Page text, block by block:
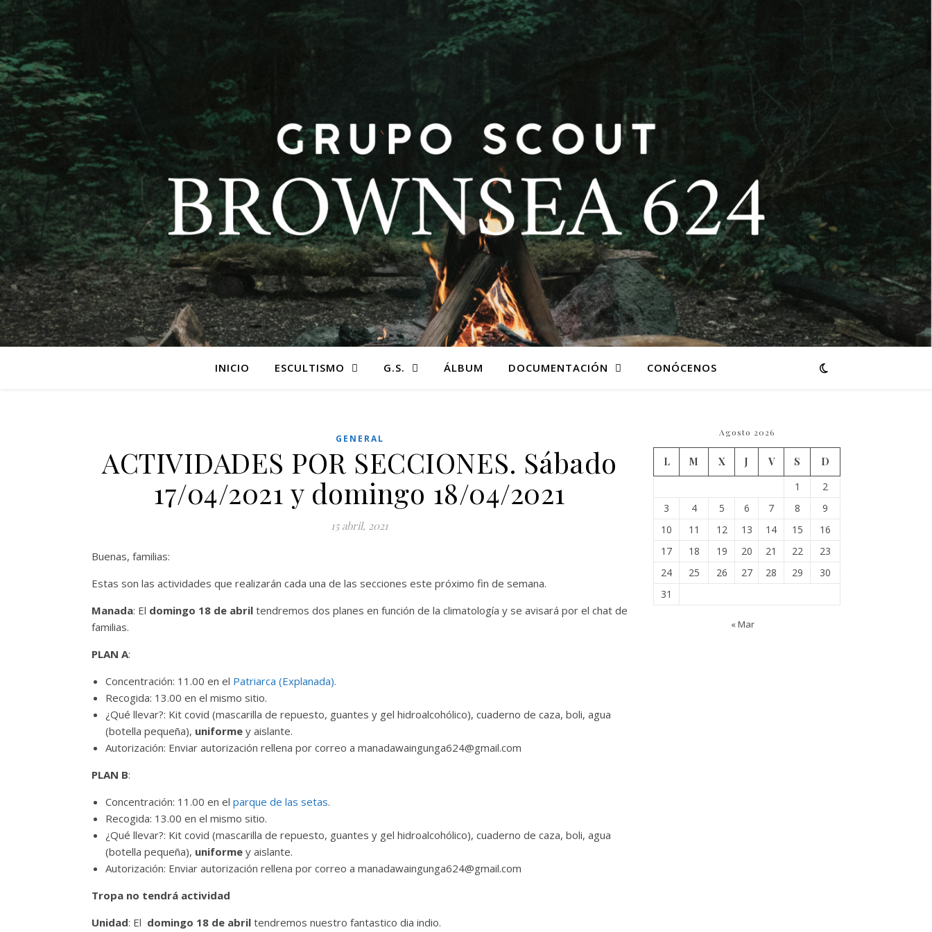
INICIO ESCULTISMO G.S. ÁLBUM DOCUMENTACIÓN CONÓCENOS
GENERAL
ACTIVIDADES POR SECCIONES. Sábado
17/04/2021 y domingo 18/04/2021
15 abril, 2021
Buenas, familias:
Estas son las actividades que realizarán cada una de las secciones este próximo fin de semana.
Manada: El domingo 18 de abril tendremos dos planes en función de la climatología y se avisará por el chat de
familias.
PLAN A:
Concentración: 11.00 en el Patriarca (Explanada).
Recogida: 13.00 en el mismo sitio.
¿Qué llevar?: Kit covid (mascarilla de repuesto, guantes y gel hidroalcohólico), cuaderno de caza, boli, agua
(botella pequeña), uniforme y aislante.
Autorización: Enviar autorización rellena por correo a manadawaingunga624@gmail.com
PLAN B:
Concentración: 11.00 en el parque de las setas.
Recogida: 13.00 en el mismo sitio.
¿Qué llevar?: Kit covid (mascarilla de repuesto, guantes y gel hidroalcohólico), cuaderno de caza, boli, agua
(botella pequeña), uniforme y aislante.
Autorización: Enviar autorización rellena por correo a manadawaingunga624@gmail.com
Tropa no tendrá actividad
Unidad: El domingo 18 de abril tendremos nuestro fantastico dia indio.
Agosto 2026
L M X J V S
D
1
2
3
4 5 6 7 8
9
10
11 12 13 14 15
16
17
18 19 20 21 22
23
24
25 26 27 28 29
30
31
« Mar